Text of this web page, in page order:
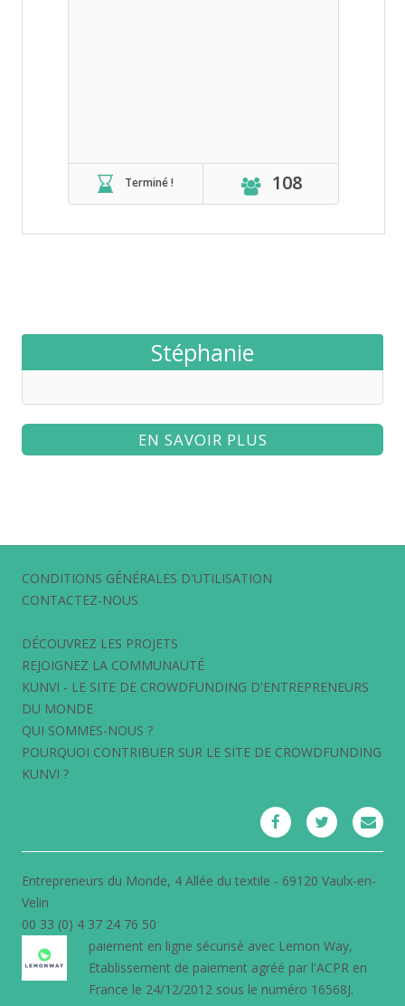
Terminé ! 108
Stéphanie
EN SAVOIR PLUS
CONDITIONS GÉNÉRALES D'UTILISATION
CONTACTEZ-NOUS
DÉCOUVREZ LES PROJETS
REJOIGNEZ LA COMMUNAUTÉ
KUNVI - LE SITE DE CROWDFUNDING D'ENTREPRENEURS
DU MONDE
QUI SOMMES-NOUS ?
POURQUOI CONTRIBUER SUR LE SITE DE CROWDFUNDING
KUNVI ?
Entrepreneurs du Monde, 4 Allée du textile - 69120 Vaulx-en-
Velin
00 33 (0) 4 37 24 76 50
paiement en ligne sécurisé avec Lemon Way,
Etablissement de paiement agréé par l'ACPR en
France le 24/12/2012 sous le numéro 16568J.